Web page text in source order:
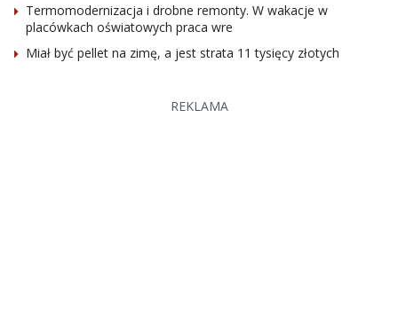
Termomodernizacja i drobne remonty. W wakacje w
placówkach oświatowych praca wre
Miał być pellet na zimę, a jest strata 11 tysięcy złotych
REKLAMA